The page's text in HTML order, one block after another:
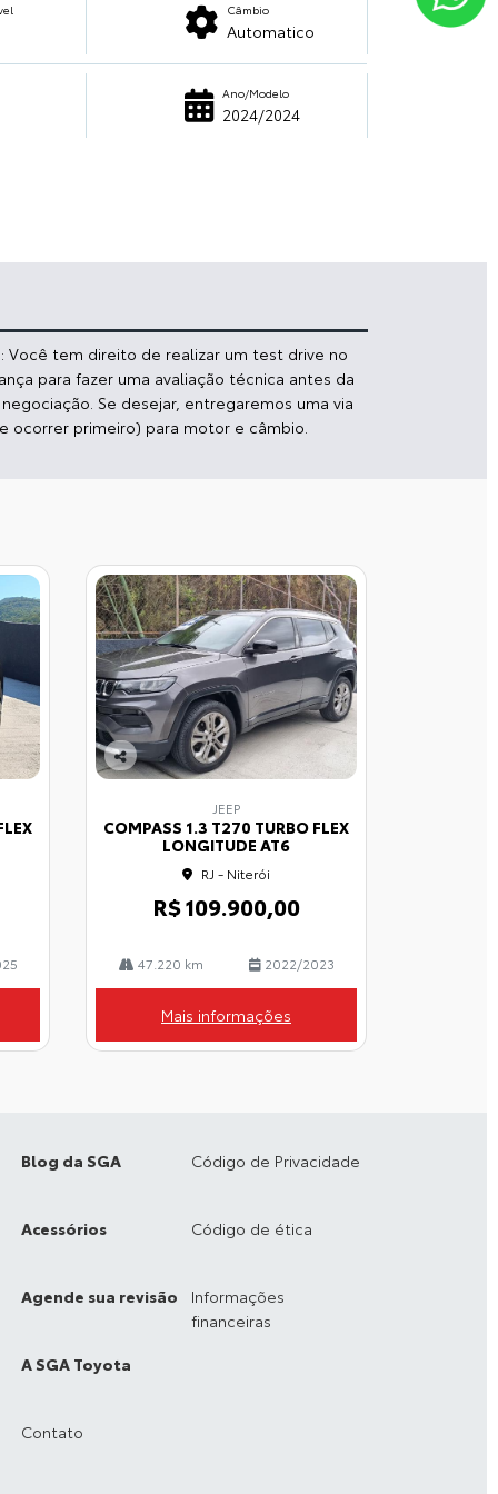
Câmbio
Automatico
Ano/Modelo
2024/2024
Você tem direito de realizar um test drive no
para fazer uma avaliação técnica antes da
Se desejar, entregaremos uma via
ocorrer primeiro) para motor e câmbio.
Co
lhe
JEEP
COMPASS 1.3 T270 TURBO FLEX
LONGITUDE AT6
RJ - Niterói
R$ 109.900,00
47.220 km 2022/2023
Mais informações
Blog da SGA
Acessórios
Agende sua revisão
A SGA Toyota
Contato
Código de Privacidade
Código de ética
Informações
financeiras